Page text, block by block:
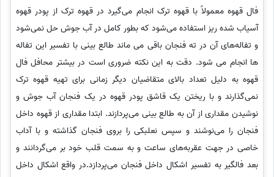
فال قهوه معمولاً با قهوه ترک انجام می‌گیرد در قهوه ترک از پودر قهوه
آسیاب شده ریز استفاده می‌شود که بطور کامل در آب جوش حل نمی‌شود
و تفاله‌های آن در ته فنجان باقی می ماند طالع بینی با تفسیر این تفاله
ها انجام می شود. دقت به این نکته ضروری است در بیشتر محافل فال
قهوه به دلیل تعداد بالای متقاضیان دیگر زمانی برای تهیه قهوه ترک
نمی‌گذارند و با ریختن یک قاشق پودر قهوه در یک فنجان آب جوش و
نوشیدن مقداری از آن به طالع بینی می‌پردازند. ابتدا مقداری از قهوه داخل
فنجان را می‌نوشند و سپس نعلبکی را بروی فنجان گذاشته و با آداب
خاصی در جهت عقربه‌های ساعت و به سمت قلب خود بر می‌گردانند و
بعد فالگیر به تفسیر اشکال داخل فنجان می‌پردازد.در واقع اشکال داخل